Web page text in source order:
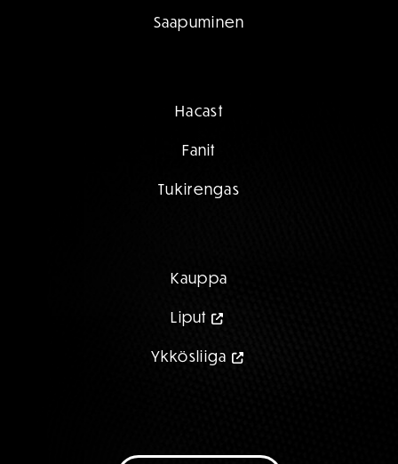
Saapuminen
Hacast
Fanit
Tukirengas
Kauppa
Liput
Ykkösliiga